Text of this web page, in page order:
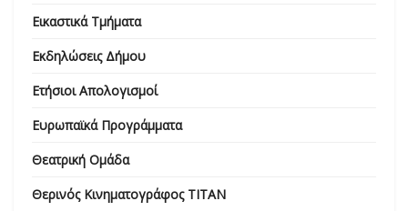
Εικαστικά Τμήματα
Εκδηλώσεις Δήμου
Ετήσιοι Απολογισμοί
Ευρωπαϊκά Προγράμματα
Θεατρική Ομάδα
Θερινός Κινηματογράφος ΤΙΤΑΝ